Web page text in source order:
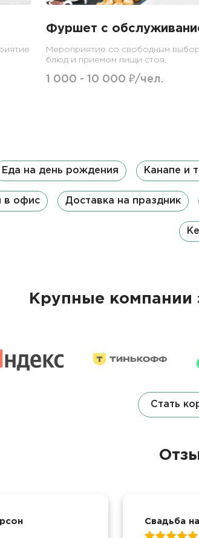
Фуршет с
Мероприятие со свободным
блюд и приемом пищи стоя.
1 000 - 10 000 ₽/чел.
Еда на день рождения Канапе и
в офис Доставка на праздник
Крупные компании
Стать
Свадьба